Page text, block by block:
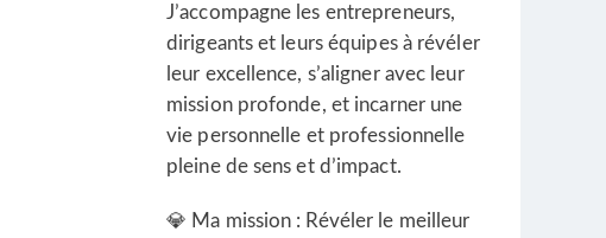
J’accompagne les entrepreneurs,
dirigeants et leurs équipes à révéler
leur excellence, s’aligner avec leur
mission profonde, et incarner une
vie personnelle et professionnelle
pleine de sens et d’impact.
💎 Ma mission : Révéler le meilleur